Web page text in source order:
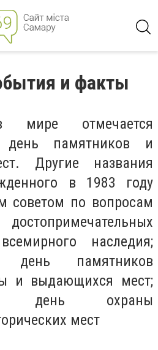
и факты
отмечается
день памятников и
Другие названия
в 1983 году
советом по вопросам
наследия;
день памятников
и выдающихся мест;
день охраны
мест